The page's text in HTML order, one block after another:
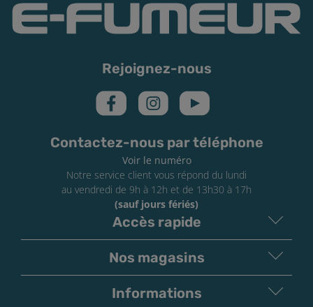
Rejoignez-nous
Contactez-nous par téléphone
Voir le numéro
Notre service client vous répond du lundi
au vendredi de 9h à 12h et de 13h30 à 17h
(sauf jours fériés)
Accès rapide
Nos magasins
Informations